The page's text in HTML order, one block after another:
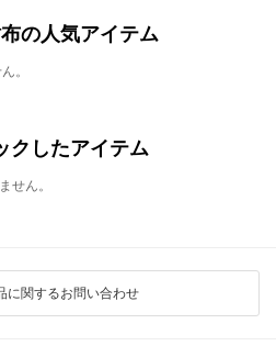
の人気アイテム
。
クしたアイテム
せん。
に関するお問い合わせ